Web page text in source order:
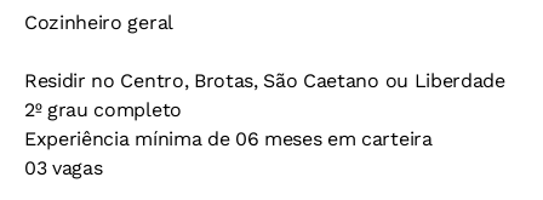
Cozinheiro geral
Residir no Centro, Brotas, São Caetano ou Liberdade
2º grau completo
Experiência mínima de 06 meses em carteira
03 vagas